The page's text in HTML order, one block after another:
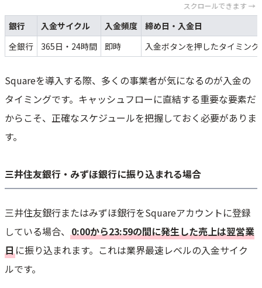
スクロールできます →
銀行 入金サイクル 入金頻度
締め日・入金日
全銀行
365日・24時間 即時 入金ボタンを押したタイミング
Squareを導入する際、多くの事業者が気になるのが入金の
タイミングです。キャッシュフローに直結する重要な要素だ
からこそ、正確なスケジュールを把握しておく必要がありま
す。
三井住友銀行・みずほ銀行に振り込まれる場合
三井住友銀行またはみずほ銀行をSquareアカウントに登録
している場合、 0:00から23:59の間に発生した売上は翌営業
日に振り込まれます。これは業界最速レベルの入金サイク
ルです。